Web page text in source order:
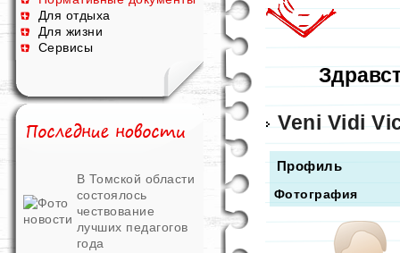
Для отдыха
Для жизни
Сервисы
В Томской области
состоялось
чествование
лучших педагогов
года
Veni Vidi
Профиль
Фотография